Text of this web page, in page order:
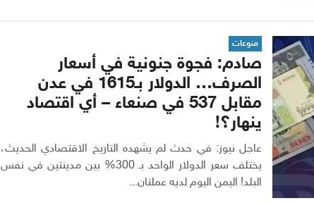
منوعات
صادم: فجوة جنونية في أسعار
الصرف… الدولار بـ1615 في عدن
مقابل 537 في صنعاء – أي اقتصاد
ينهار؟!
عاجل نيوز: في حدث لم يشهده التاريخ الاقتصادي الحديث،
يختلف سعر الدولار الواحد بـ 300% بين مدينتين في نفس
البلد! اليمن اليوم لديه عملتان...